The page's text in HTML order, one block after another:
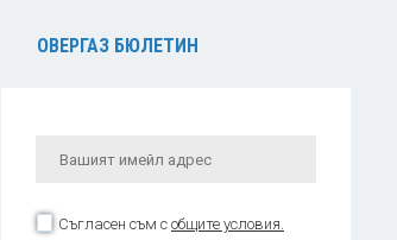
ОВЕРГАЗ БЮЛЕТИН
Съгласен съм с общите условия.